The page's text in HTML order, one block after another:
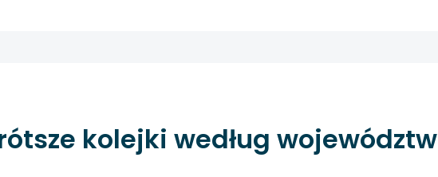
kolejki według województw